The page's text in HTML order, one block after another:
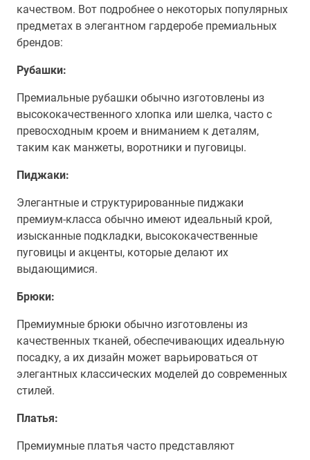
качеством. Вот подробнее о некоторых популярных
предметах в элегантном гардеробе премиальных
брендов:
Рубашки:
Премиальные рубашки обычно изготовлены из
высококачественного хлопка или шелка, часто с
превосходным кроем и вниманием к деталям,
таким как манжеты, воротники и пуговицы.
Пиджаки:
Элегантные и структурированные пиджаки
премиум-класса обычно имеют идеальный крой,
изысканные подкладки, высококачественные
пуговицы и акценты, которые делают их
выдающимися.
Брюки:
Премиумные брюки обычно изготовлены из
качественных тканей, обеспечивающих идеальную
посадку, а их дизайн может варьироваться от
элегантных классических моделей до современных
стилей.
Платья:
Премиумные платья часто представляют